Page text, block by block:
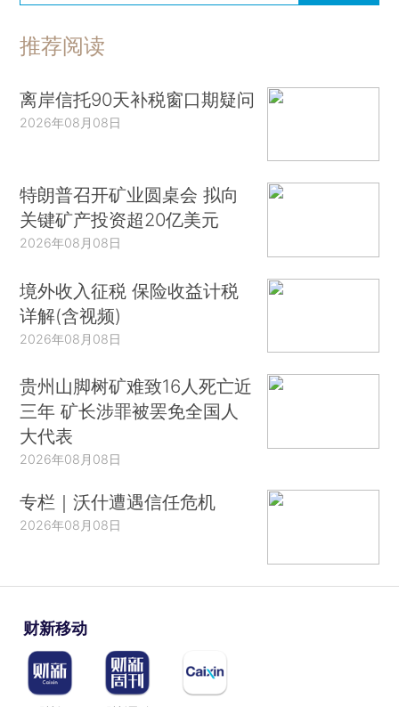
推荐阅读
离岸信托90天补税窗口期疑问
2026年08月08日
特朗普召开矿业圆桌会 拟向
关键矿产投资超20亿美元
2026年08月08日
境外收入征税 保险收益计税
详解(含视频)
2026年08月08日
贵州山脚树矿难致16人死亡近
三年 矿长涉罪被罢免全国人
大代表
2026年08月08日
专栏｜沃什遭遇信任危机
2026年08月08日
财新移动